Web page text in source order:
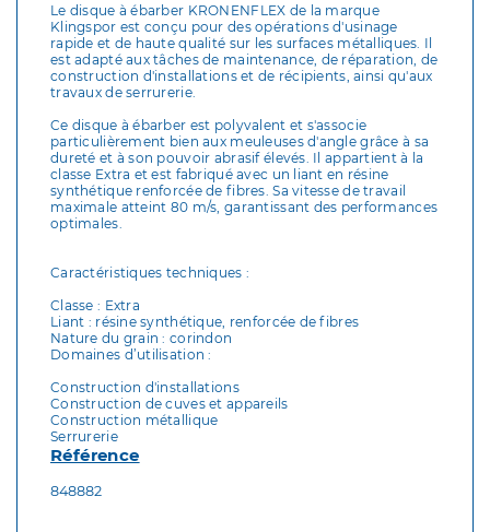
Le disque à ébarber KRONENFLEX de la marque
Klingspor est conçu pour des opérations d'usinage
rapide et de haute qualité sur les surfaces métalliques. Il
est adapté aux tâches de maintenance, de réparation, de
construction d'installations et de récipients, ainsi qu'aux
travaux de serrurerie.
Ce disque à ébarber est polyvalent et s'associe
particulièrement bien aux meuleuses d'angle grâce à sa
dureté et à son pouvoir abrasif élevés. Il appartient à la
classe Extra et est fabriqué avec un liant en résine
synthétique renforcée de fibres. Sa vitesse de travail
maximale atteint 80 m/s, garantissant des performances
optimales.
Caractéristiques techniques :
Classe : Extra
Liant : résine synthétique, renforcée de fibres
Nature du grain : corindon
Domaines d’utilisation :
Construction d'installations
Construction de cuves et appareils
Construction métallique
Serrurerie
Référence
848882